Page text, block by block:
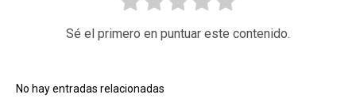
Sé el primero en puntuar este contenido.
No hay entradas relacionadas